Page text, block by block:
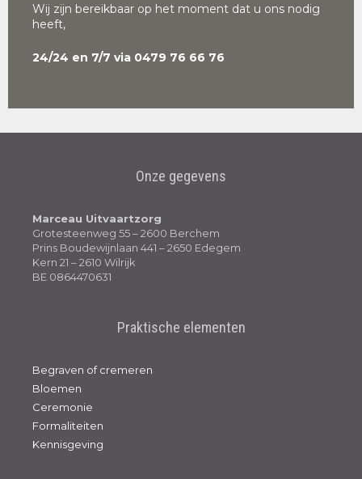
Wij zijn bereikbaar op het moment dat u ons nodig
heeft,
24/24 en 7/7 via 0479 76 66 76
Onze gegevens
Marceau Uitvaartzorg
Grotesteenweg 55 – 2600 Berchem
Prins Boudewijnlaan 441 – 2650 Edegem
Kern 21 – 2610 Wilrijk
BE 0864470631
Praktische elementen
Begraven of cremeren
Bloemen
Ceremonie
Formaliteiten
Kennisgeving